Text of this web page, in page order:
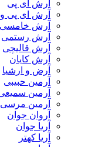
آرش ای پی
آرش ای پی
آرش خامسی
آرش رستمی
آرش قالیچی
آرش کایان
​آرض و ارشیا
آرمین حبیبی
آرمین
آرمین مرسی
آروان جوان
آریا جوان
آریا کهتر